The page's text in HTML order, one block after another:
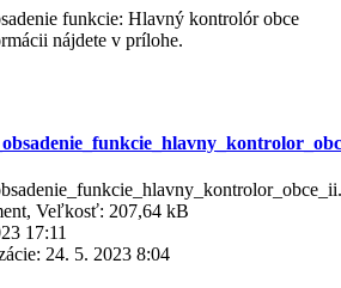
funkcie: Hlavný kontrolór obce
nájdete v prílohe.
Veľkosť: 207,64 kB
17:11
24. 5. 2023 8:04